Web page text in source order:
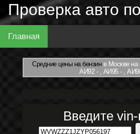
Проверка авто
Главная
Средние цены на бензинв Москве на
АИ92 - , АИ95 - ,
Введите vin-